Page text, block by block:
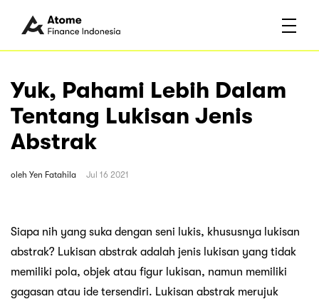
Yuk, Pahami Lebih Dalam
Tentang Lukisan Jenis
Abstrak
oleh Yen Fatahila Jul 16 2021
Siapa nih yang suka dengan seni lukis, khususnya lukisan
abstrak? Lukisan abstrak adalah jenis lukisan yang tidak
memiliki pola, objek atau figur lukisan, namun memiliki
gagasan atau ide tersendiri. Lukisan abstrak merujuk